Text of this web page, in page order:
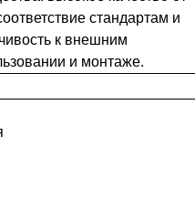
стандартам и
к внешним
и монтаже.